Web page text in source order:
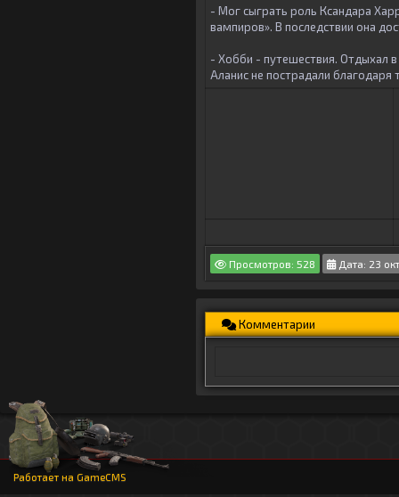
- Мог сыграть роль Ксандара
вампиров». В последствии она
- Хобби - путешествия. Отдыхал
Аланис не пострадали
Просмотров: 528 Дата: 23
Комментарии
Работает на GameCMS